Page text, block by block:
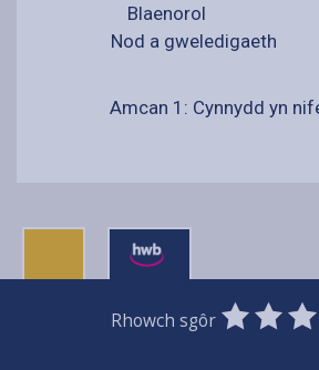
Blaenorol
Nod a gweledigaeth
Amcan 1: Cynnydd yn
Rhowch sgôr
0
Stars
1
Star
2
Stars
3